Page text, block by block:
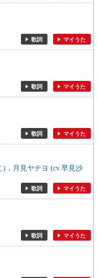
歌詞 マイうた
歌詞 マイうた
歌詞 マイうた
)，月見ヤチヨ (cv.早見沙
歌詞 マイうた
歌詞 マイうた